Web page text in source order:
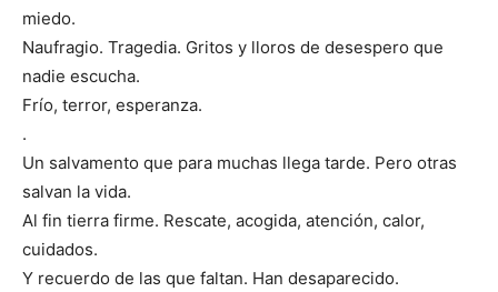
miedo.
Naufragio. Tragedia. Gritos y lloros de desespero que
nadie escucha.
Frío, terror, esperanza.
.
Un salvamento que para muchas llega tarde. Pero otras
salvan la vida.
Al fin tierra firme. Rescate, acogida, atención, calor,
cuidados.
Y recuerdo de las que faltan. Han desaparecido.